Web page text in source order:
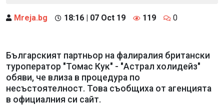
Mreja.bg 18:16 | 07 Oct 19 119 0
Българският партньор на фалиралия британски
туроператор "Томас Кук" - "Астрал холидейз"
обяви, че влиза в процедура по
несъстоятелност. Това съобщиха от агенцията
в официалния си сайт.